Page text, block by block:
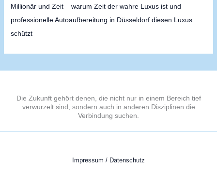
Millionär und Zeit – warum Zeit der wahre Luxus ist und
professionelle Autoaufbereitung in Düsseldorf diesen Luxus
schützt
Die Zukunft gehört denen, die nicht nur in einem Bereich tief
verwurzelt sind, sondern auch in anderen Disziplinen die
Verbindung suchen.
Impressum / Datenschutz